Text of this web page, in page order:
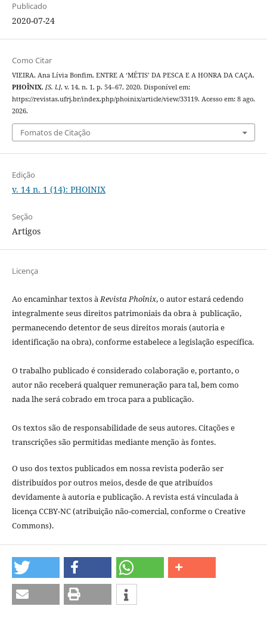
Publicado
2020-07-24
Como Citar
VIEIRA, Ana Lívia Bonfim. ENTRE A ‘MÉTIS’ DA PESCA E A HONRA DA CAÇA.
PHOÎNIX, [S. l.], v. 14, n. 1, p. 54–67, 2020. Disponível em:
https://revistas.ufrj.br/index.php/phoinix/article/view/33119. Acesso em: 8 ago.
2026.
Fomatos de Citação
Edição
v. 14 n. 1 (14): PHOINIX
Seção
Artigos
Licença
Ao encaminhar textos àRevista Phoînix, o autor estará cedendo
integralmente seus direitos patrimoniais da obra à publicação,
permanecendo detentor de seus direitos morais (autoria e
identificação na obra), conforme estabelece a legislação especí­fica.
O trabalho publicado é considerado colaboração e, portanto, o
autor não receberá qualquer remuneração para tal, bem como
nada lhe será cobrado em troca para a publicação.
Os textos são de responsabilidade de seus autores. Citações e
transcrições são permitidas mediante menção às fontes.
O uso dos textos publicados em nossa revista poderão ser
distribuídos por outros meios, desde de que atribuídos
devidamente à autoria e publicação. A revista está vinculada à
licença CCBY-NC (atribuição não-comercial, conforme o Creative
Commons).